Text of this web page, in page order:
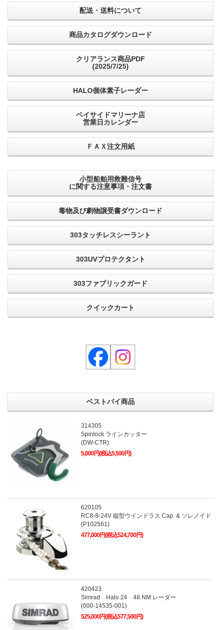
配送・送料について
商品カタログダウンロード
クリアランス商品PDF
(2025/7/25)
HALO個体素子レーダー
ベイサイドマリーナ店
営業日カレンダー
ＦＡＸ注文用紙
小型船舶用救難信号
に関する注意事項・注文書
毒物及び劇物譲受書ダウンロード
303タッチレスシーラント
303UVプロテクタント
303ファブリックガード
クイックカート
ベストバイ商品
314305
Spinlock ラインカッター
(DW-CTR)
5,000円(税込5,500円)
620105
RC8-8-24V 縦型ウインドラス Cap. & ソレノイド
(P102561)
477,000円(税込524,700円)
420423
Simrad Halo 24 48 NM レーダー
(000-14535-001)
525,000円(税込577,500円)